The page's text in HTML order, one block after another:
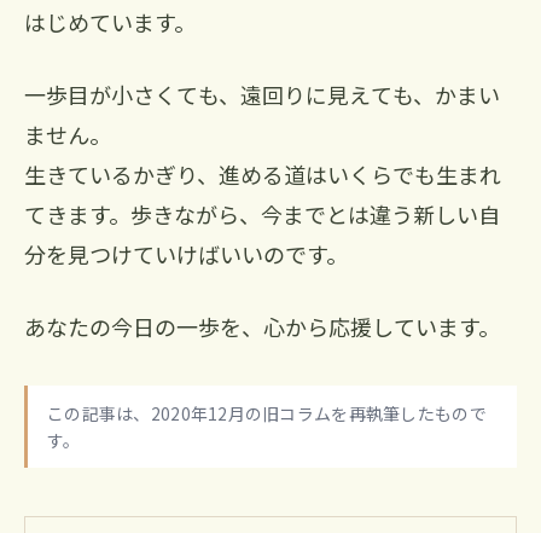
はじめています。
一歩目が小さくても、遠回りに見えても、かまい
ません。
生きているかぎり、進める道はいくらでも生まれ
てきます。歩きながら、今までとは違う新しい自
分を見つけていけばいいのです。
あなたの今日の一歩を、心から応援しています。
この記事は、2020年12月の旧コラムを再執筆したもので
す。